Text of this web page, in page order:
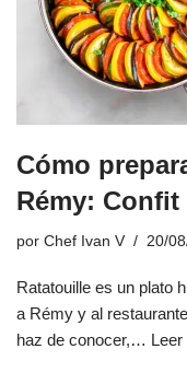
Cómo
Rémy: Confit
por Chef Ivan V 20/
Ratatouille es un plato
a Rémy y al
haz de conocer,…